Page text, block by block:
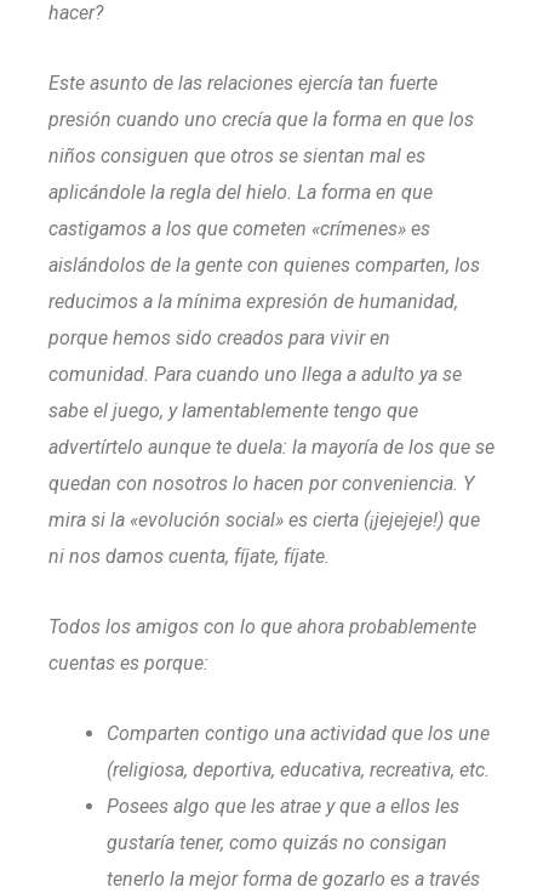
hacer?
Este asunto de las relaciones ejercía tan fuerte
presión cuando uno crecía que la forma en que los
niños consiguen que otros se sientan mal es
aplicándole la regla del hielo. La forma en que
castigamos a los que cometen «crímenes» es
aislándolos de la gente con quienes comparten, los
reducimos a la mínima expresión de humanidad,
porque hemos sido creados para vivir en
comunidad. Para cuando uno llega a adulto ya se
sabe el juego, y lamentablemente tengo que
advertírtelo aunque te duela: la mayoría de los que se
quedan con nosotros lo hacen por conveniencia. Y
mira si la «evolución social» es cierta (¡jejejeje!) que
ni nos damos cuenta, fíjate, fíjate.
Todos los amigos con lo que ahora probablemente
cuentas es porque:
Comparten contigo una actividad que los une
(religiosa, deportiva, educativa, recreativa, etc.
Posees algo que les atrae y que a ellos les
gustaría tener, como quizás no consigan
tenerlo la mejor forma de gozarlo es a través